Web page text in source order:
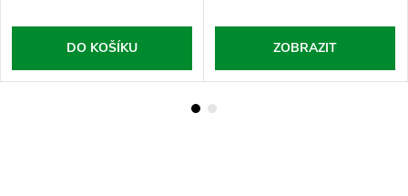
DO KOŠÍKU ZOBRAZIT